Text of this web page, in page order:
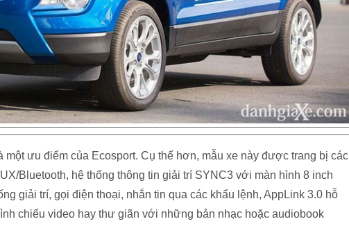
một ưu điểm của Ecosport. Cụ thể hơn, mẫu xe này được trang bị các
Bluetooth, hệ thống thông tin giải trí SYNC3 với màn hình 8 inch
giải trí, gọi điện thoại, nhắn tin qua các khẩu lệnh, AppLink 3.0 hỗ
chiếu video hay thư giãn với những bản nhạc hoặc audiobook